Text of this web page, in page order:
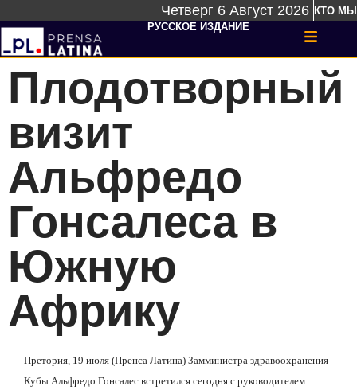
Четверг 6 Август 2026 КТО МЫ
РУССКОЕ ИЗДАНИЕ
Плодотворный
визит
Альфредо
Гонсалеса в
Южную
Африку
Претория, 19 июля (Пренса Латина) Замминистра здравоохранения
Кубы Альфредо Гонсалес встретился сегодня с руководителем